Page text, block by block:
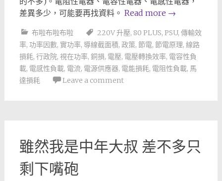
差異多少，可能要再找資料。 Read more →
布啦布啦布啦 220V 升壓, 80 PLUS, PSU, 傳輸效
率, 功率因數, 實功率, 導線截面積, 政策, 節電, 節電原理, 線路
損耗, 行政院, 視在功率, 銅損, 電壓, 電壓轉換效率, 電容性負
載, 電感性負載, 電流, 電源供應器, 電能損耗, 電阻性負載, 馬
達損耗
Leave a comment
雖然我是中年大叔 差不多只
剩下嘴砲